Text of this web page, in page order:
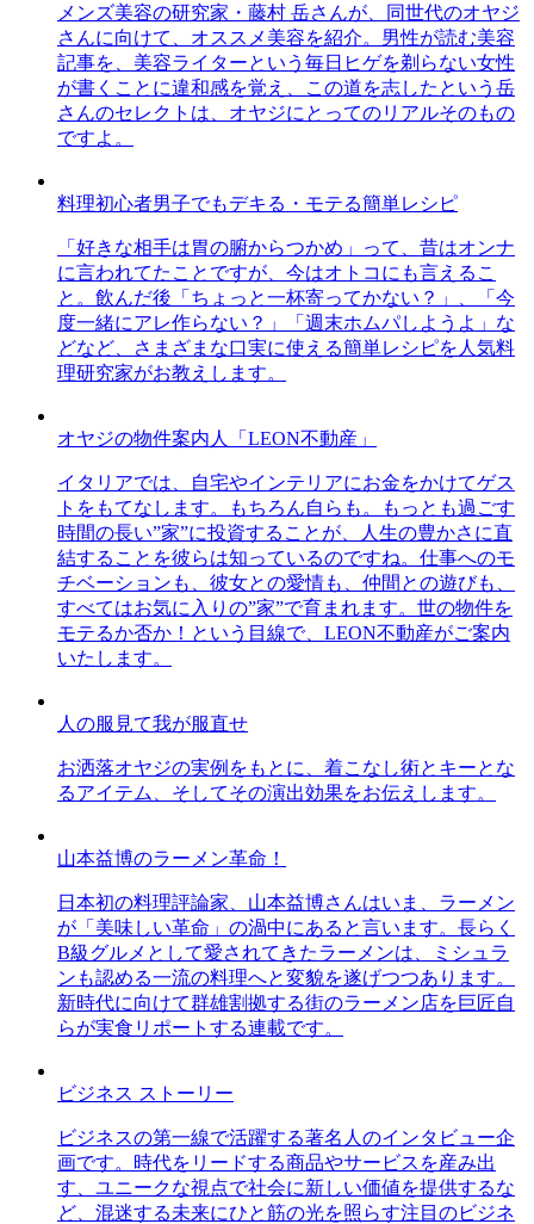
メンズ美容の研究家・藤村 岳さんが、同世代のオヤジ
さんに向けて、オススメ美容を紹介。男性が読む美容
記事を、美容ライターという毎日ヒゲを剃らない女性
が書くことに違和感を覚え、この道を志したという岳
さんのセレクトは、オヤジにとってのリアルそのもの
ですよ。
料理初心者男子でもデキる・モテる簡単レシピ
「好きな相手は胃の腑からつかめ」って、昔はオンナ
に言われてたことですが、今はオトコにも言えるこ
と。飲んだ後「ちょっと一杯寄ってかない？」、「今
度一緒にアレ作らない？」「週末ホムパしようよ」な
どなど、さまざまな口実に使える簡単レシピを人気料
理研究家がお教えします。
オヤジの物件案内人「LEON不動産」
イタリアでは、自宅やインテリアにお金をかけてゲス
トをもてなします。もちろん自らも。もっとも過ごす
時間の長い”家”に投資することが、人生の豊かさに直
結することを彼らは知っているのですね。仕事へのモ
チベーションも、彼女との愛情も、仲間との遊びも、
すべてはお気に入りの”家”で育まれます。世の物件を
モテるか否か！という目線で、LEON不動産がご案内
いたします。
人の服見て我が服直せ
お洒落オヤジの実例をもとに、着こなし術とキーとな
るアイテム、そしてその演出効果をお伝えします。
山本益博のラーメン革命！
日本初の料理評論家、山本益博さんはいま、ラーメン
が「美味しい革命」の渦中にあると言います。長らく
B級グルメとして愛されてきたラーメンは、ミシュラ
ンも認める一流の料理へと変貌を遂げつつあります。
新時代に向けて群雄割拠する街のラーメン店を巨匠自
らが実食リポートする連載です。
ビジネス ストーリー
ビジネスの第一線で活躍する著名人のインタビュー企
画です。時代をリードする商品やサービスを産み出
す、ユニークな視点で社会に新しい価値を提供するな
ど、混迷する未来にひと筋の光を照らす注目のビジネ